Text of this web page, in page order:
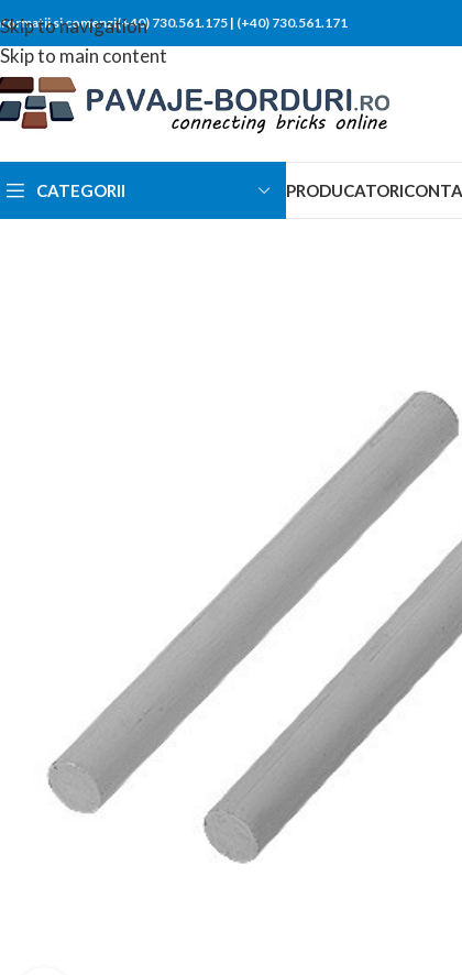
Skip to navigation
Skip to main content
si comenzi(+40) 730.561.175 | (+40) 730.561.171
CATEGORII PRODUCATORI